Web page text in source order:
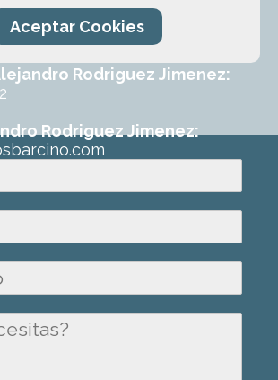
primer presupuesto sin
Rodriguez Jimenez:
Rodriguez Jimenez:
Aceptar Cookies